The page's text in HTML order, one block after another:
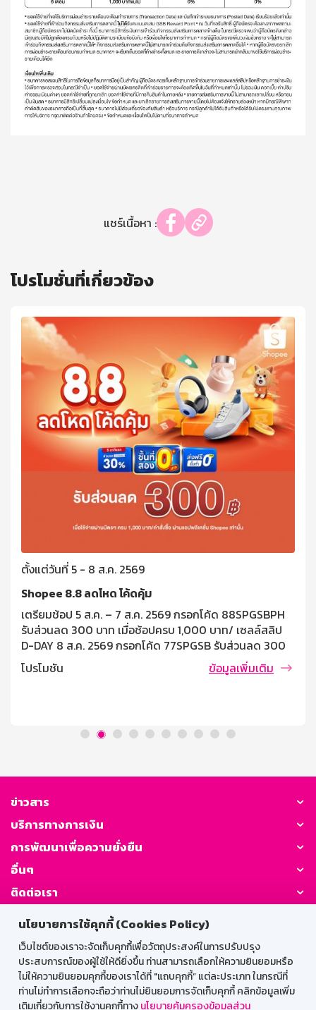
นโยบายการใช้คุกกี้ (Cookies Policy)
เว็บไซต์ของเราจะจัดเก็บคุกกี้เพื่อวัตถุประสงค์ในการปรับปรุง
ประสบการณ์ของผู้ใช้ให้ดียิ่งขึ้น ท่านสามารถเลือกให้ความยินยอมหรือ
ไม่ให้ความยินยอมคุกกี้ของเราได้ที่ "แถบคุกกี้” แต่ละประเภท ในกรณีที่
ท่านไม่ทำการเลือกจะถือว่าท่านไม่ยินยอมการจัดเก็บคุกกี้ คลิกข้อมูลเพิ่ม
เติมเกี่ยวกับการใช้งานคุกกี้ทางนโยบายคุ้มครองข้อมูลส่วน
แชร์เนื้อหา :
โปรโมชั่นที่เกี่ยวข้อง
ตั้งแต่วันที่ 5 - 8 ส.ค. 2569
Shopee 8.8 ลดโหด โค้ดคุ้ม
เตรียมช้อป 5 ส.ค. – 7 ส.ค. 2569 กรอกโค้ด 88SPGSBPH
รับส่วนลด 300 บาท เมื่อช้อปครบ 1,000 บาท/ เซลล์สลิป
D-DAY 8 ส.ค. 2569 กรอกโค้ด 77SPGSB รับส่วนลด 300
บาท เมื่อช้อปครบ 1,000 บาท/ เซลล์ซสลิป เงื่อนไขและข้อ
กำหนด โค้ดส่วนลด 300 บาท เมื่อมียอดใช้จ่ายผ่านบัตร
โค้ด ตลอดรายการ) จำกัด [...]
โปรโมชัน ข้อมูลเพิ่มเติม
ข่าวสาร
บริการทางการเงิน
การพัฒนาเพื่อความยั่งยืน
อื่นๆ
ติดต่อเรา
GSB Society:
สำหรับพนักงาน